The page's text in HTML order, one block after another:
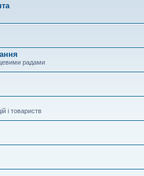
радами
і товариств